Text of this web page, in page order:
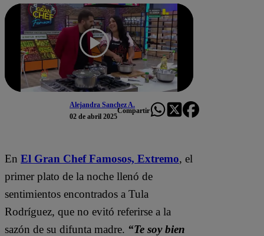
Alejandra Sanchez A.
02 de abril 2025
Compartir
En El Gran Chef Famosos, Extremo, el
primer plato de la noche llenó de
sentimientos encontrados a Tula
Rodríguez, que no evitó referirse a la
sazón de su difunta madre. “Te soy bien